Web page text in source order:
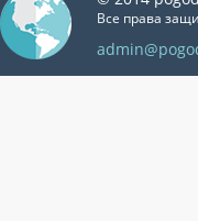
Все права